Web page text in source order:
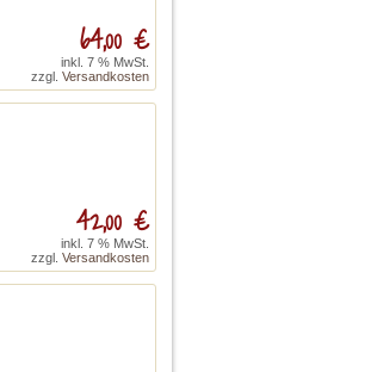
64,00 €
inkl. 7 % MwSt.
zzgl. Versandkosten
42,00 €
inkl. 7 % MwSt.
zzgl. Versandkosten